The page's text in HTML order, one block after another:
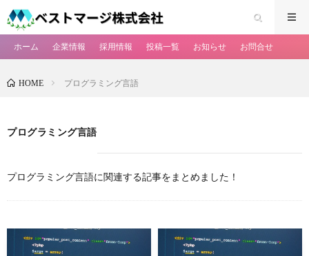
ホーム 企業情報 採用情報 投稿一覧 お知らせ お問合せ
HOME プログラミング言語
プログラミング言語
プログラミング言語に関連する記事をまとめました！